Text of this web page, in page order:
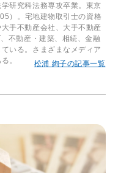
研究科法務専攻卒業。東京
）。宅地建物取引士の資格
手不動産会社、大手不動産
不動産・建築、相続、金融
いる。さまざまなメディア
。
松浦 絢子の記事一覧